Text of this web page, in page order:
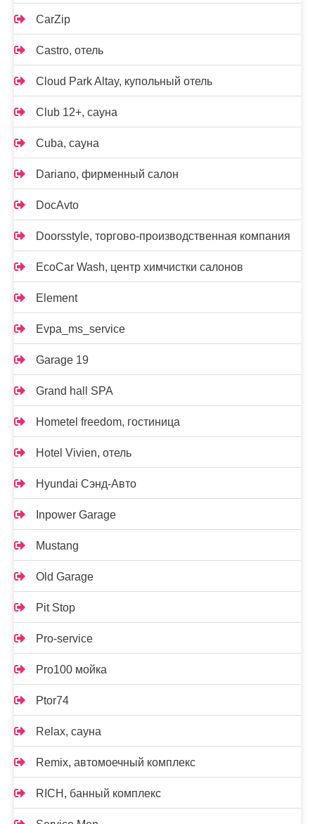
CarZip
Castro, отель
Cloud Park Altay, купольный отель
Club 12+, сауна
Cuba, сауна
Dariano, фирменный салон
DocAvto
Doorsstyle, торгово-производственная компания
EcoCar Wash, центр химчистки салонов
Element
Evpa_ms_service
Garage 19
Grand hall SPA
Hometel freedom, гостиница
Hotel Vivien, отель
Hyundai Сэнд-Авто
Inpower Garage
Mustang
Old Garage
Pit Stop
Pro-service
Pro100 мойка
Ptor74
Relax, сауна
Remix, автомоечный комплекс
RICH, банный комплекс